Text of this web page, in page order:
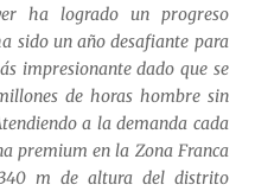
ha logrado un progreso
sido un año desafiante para
impresionante dado que se
de horas hombre sin
a la demanda cada
premium en la Zona Franca
m de altura del distrito